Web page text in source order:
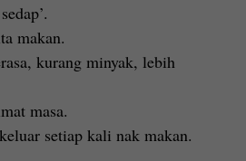
makan.
kurang minyak, lebih
masa.
setiap kali nak makan.